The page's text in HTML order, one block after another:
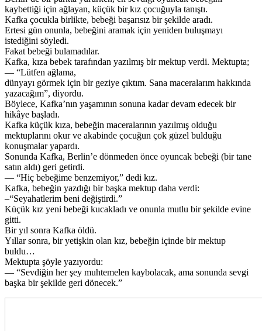
kaybettiği için ağlayan, küçük bir kız çocuğuyla tanıştı.
Kafka çocukla birlikte, bebeği başarısız bir şekilde aradı.
Ertesi gün onunla, bebeğini aramak için yeniden buluşmayı
istediğini söyledi.
Fakat bebeği bulamadılar.
Kafka, kıza bebek tarafından yazılmış bir mektup verdi. Mektupta;
— “Lütfen ağlama,
dünyayı görmek için bir geziye çıktım. Sana maceralarım hakkında
yazacağım”, diyordu.
Böylece, Kafka’nın yaşamının sonuna kadar devam edecek bir
hikâye başladı.
Kafka küçük kıza, bebeğin maceralarının yazılmış olduğu
mektuplarını okur ve akabinde çocuğun çok güzel bulduğu
konuşmalar yapardı.
Sonunda Kafka, Berlin’e dönmeden önce oyuncak bebeği (bir tane
satın aldı) geri getirdi.
— “Hiç bebeğime benzemiyor,” dedi kız.
Kafka, bebeğin yazdığı bir başka mektup daha verdi:
–“Seyahatlerim beni değiştirdi.”
Küçük kız yeni bebeği kucakladı ve onunla mutlu bir şekilde evine
gitti.
Bir yıl sonra Kafka öldü.
Yıllar sonra, bir yetişkin olan kız, bebeğin içinde bir mektup
buldu…
Mektupta şöyle yazıyordu:
— “Sevdiğin her şey muhtemelen kaybolacak, ama sonunda sevgi
başka bir şekilde geri dönecek.”